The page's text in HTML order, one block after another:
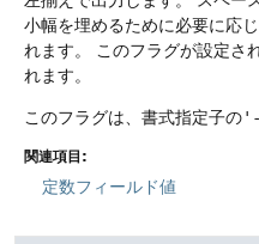
小幅を埋めるために必要に応
れます。
このフラグが設定さ
れます。
このフラグは、書式指定子の
関連項目:
定数フィールド値